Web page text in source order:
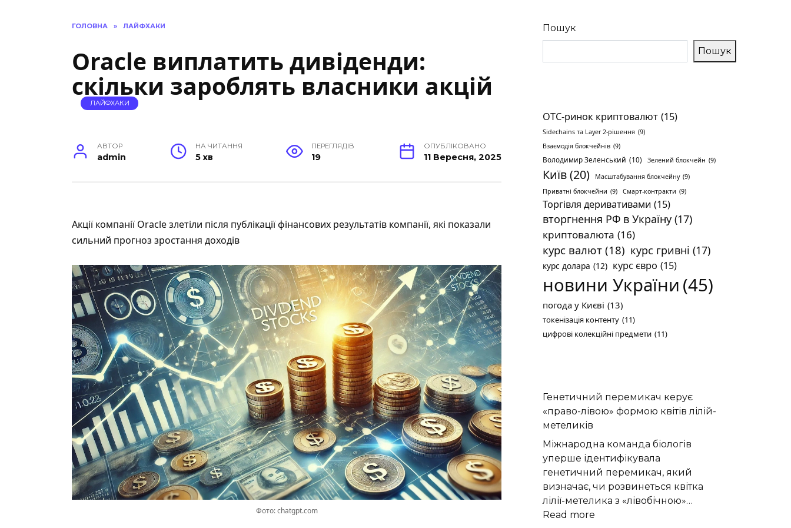
ГОЛОВНА » ЛАЙФХАКИ
Oracle виплатить дивіденди:
скільки зароблять власники акцій
ЛАЙФХАКИ
АВТОР
admin
НА ЧИТАННЯ
5 хв
ПЕРЕГЛЯДІВ
19
ОПУБЛІКОВАНО
11 Вересня, 2025
Акції компанії Oracle злетіли після публікації фінансових результатів компанії, які показали
сильний прогноз зростання доходів
Фото: chatgpt.com
Пошук
Пошук
OTC-ринок криптовалют (15)
Sidechains та Layer 2-рішення (9)
Взаємодія блокчейнів (9)
Володимир Зеленський (10) Зелений блокчейн (9)
Київ(20) Масштабування блокчейну (9)
Приватні блокчейни (9) Смарт-контракти (9)
Торгівля деривативами (15)
вторгнення РФ в Україну (17)
криптовалюта (16)
курс валют (18) курс гривні (17)
курс долара (12) курс євро (15)
новини України (45)
погода у Києві (13)
токенізація контенту (11)
цифрові колекційні предмети (11)
Генетичний перемикач керує
«право-лівою» формою квітів лілій-
метеликів
Міжнародна команда біологів
уперше ідентифікувала
генетичний перемикач, який
визначає, чи розвинеться квітка
лілії-метелика з «лівобічною»…
Read more